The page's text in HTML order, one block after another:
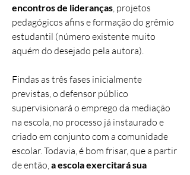
encontros de lideranças, projetos
pedagógicos afins e formação do grêmio
estudantil (número existente muito
aquém do desejado pela autora).
Findas as três fases inicialmente
previstas, o defensor público
supervisionará o emprego da mediação
na escola, no processo já instaurado e
criado em conjunto com a comunidade
escolar. Todavia, é bom frisar, que a partir
de então,a escola exercitará sua